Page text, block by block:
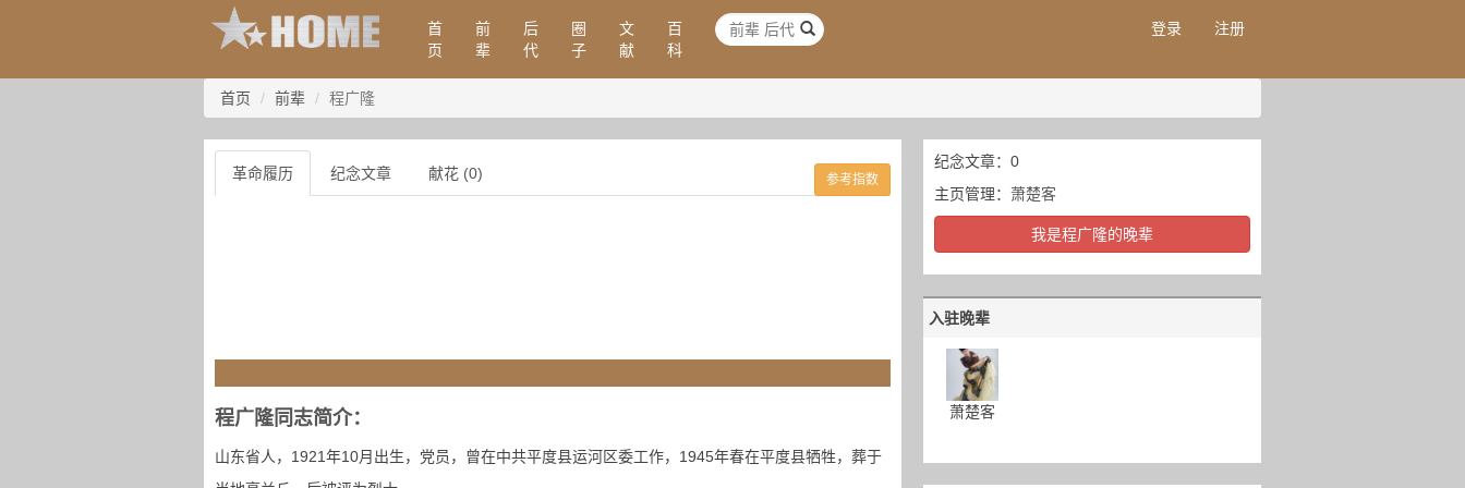
首
页
前
辈
后
代
圈
子
文
献
百
科
登录 注册
首页 前辈 程广隆
革命履历 纪念文章 献花 (0) 参考指数
程广隆同志简介：
山东省人，1921年10月出生，党员，曾在中共平度县运河区委工作，1945年春在平度县牺牲，葬于
纪念文章：0
主页管理： 萧楚客
我是程广隆的晚辈
入驻晚辈
萧楚客